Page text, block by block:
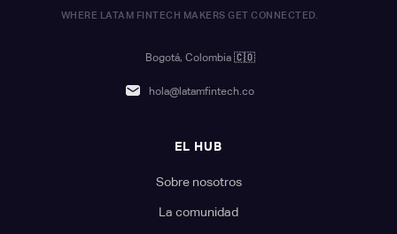
WHERE LATAM FINTECH MAKERS GET CONNECTED.
Bogotá, Colombia 🇨🇴
hola@latamfintech.co
EL HUB
Sobre nosotros
La comunidad